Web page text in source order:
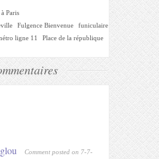
Paris
Fulgence Bienvenue
funiculaire
ligne 11
Place de la république
Comment posted on 7-7-